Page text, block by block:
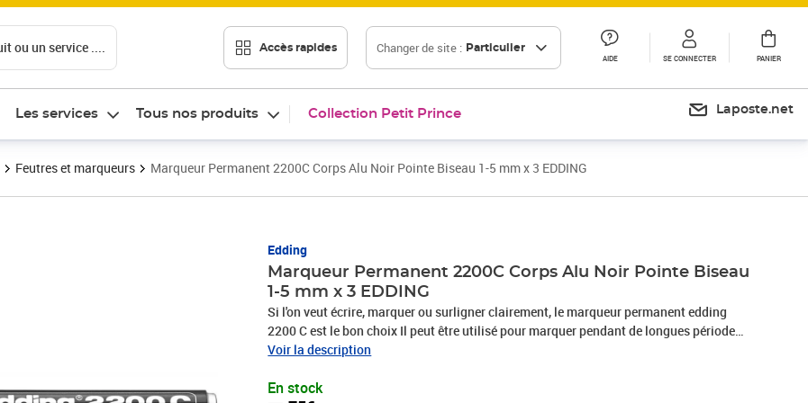
ou un service .... Accès rapides Changer de site : Particulier
AIDE SE CONNECTER PANIER
Les services Tous nos produits Collection Petit Prince Laposte.net
Feutres et marqueurs Marqueur Permanent 2200C Corps Alu Noir Pointe Biseau 1-5 mm x 3 EDDING
Edding
Marqueur Permanent 2200C Corps Alu Noir Pointe Biseau
1-5 mm x 3 EDDING
Si l'on veut écrire, marquer ou surligner clairement, le marqueur permanent edding
2200 C est le bon choix Il peut être utilisé pour marquer pendant de longues périodes
quasiment tout type de surface - photos, plastique, verre, bois, pierre, cuir, métal, etc
et tous les ateliers LA référence des marqueurs permanents Ce classique parmi les
Voir la description
En stock
Prix 7,75€